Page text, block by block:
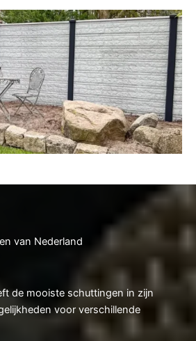
van Nederland
de mooiste schuttingen in zijn
voor verschillende